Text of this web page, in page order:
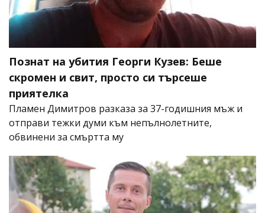
Познат на убития Георги Кузев: Беше
скромен и свит, просто си търсеше
приятелка
Пламен Димитров разказа за 37-годишния мъж и
отправи тежки думи към непълнолетните,
обвинени за смъртта му